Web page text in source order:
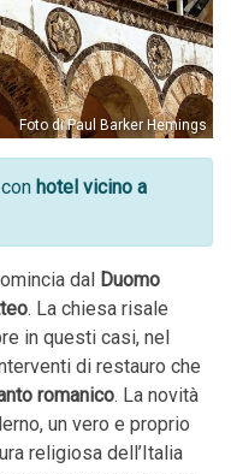
Foto di Paul Barker Hemings
hotel vicino a
dal Duomo
. La chiesa risale
in questi casi, nel
di restauro che
romanico. La novità
un vero e proprio
religiosa dell’Italia